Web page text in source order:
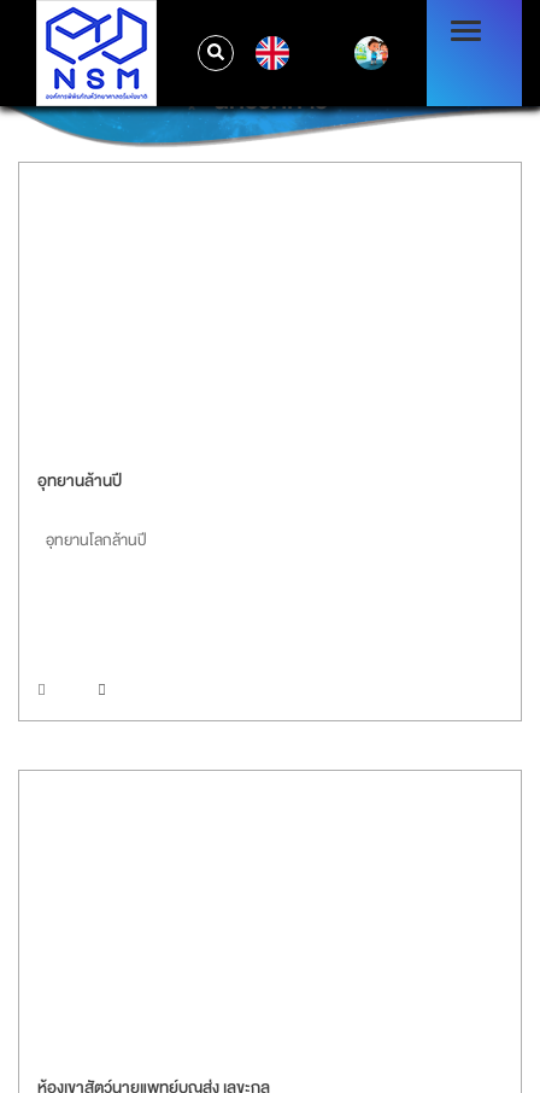
นิทรรศการ
อุทยานล้านปี
อุทยานโลกล้านปี
ห้องเขาสัตว์นายแพทย์บุญส่ง เลขะกุล